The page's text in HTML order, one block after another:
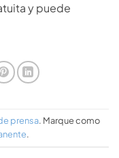
y puede
prensa. Marque como
.